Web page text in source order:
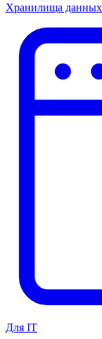
Хранилища данных
Для IT